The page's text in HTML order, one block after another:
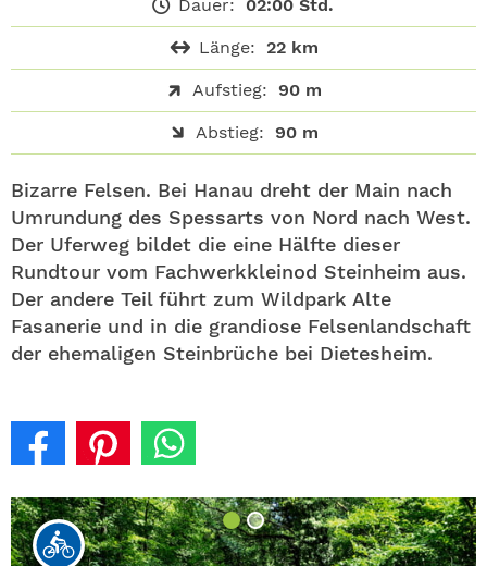
Dauer: 02:00 Std.
Länge: 22 km
Aufstieg: 90 m
Abstieg: 90 m
Bizarre Felsen. Bei Hanau dreht der Main nach
Umrundung des Spessarts von Nord nach West.
Der Uferweg bildet die eine Hälfte dieser
Rundtour vom Fachwerkkleinod Steinheim aus.
Der andere Teil führt zum Wildpark Alte
Fasanerie und in die grandiose Felsenlandschaft
der ehemaligen Steinbrüche bei Dietesheim.